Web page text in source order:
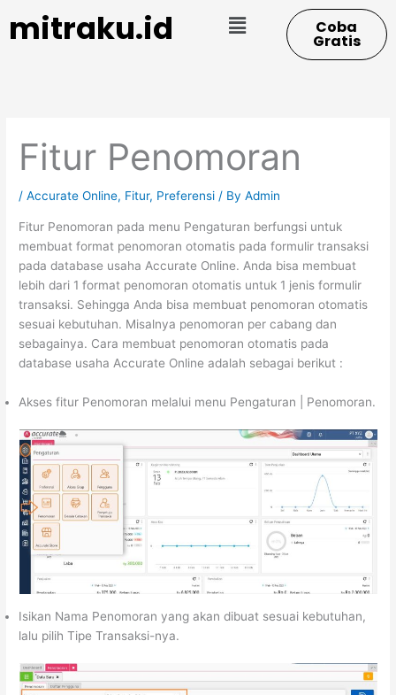
mitraku.id Menu Coba
Gratis
Fitur Penomoran
/Accurate Online, Fitur, Preferensi / ByAdmin
Fitur Penomoran pada menu Pengaturan berfungsi untuk
membuat format penomoran otomatis pada formulir transaksi
pada database usaha Accurate Online. Anda bisa membuat
lebih dari 1 format penomoran otomatis untuk 1 jenis formulir
transaksi. Sehingga Anda bisa membuat penomoran otomatis
sesuai kebutuhan. Misalnya penomoran per cabang dan
sebagainya. Cara membuat penomoran otomatis pada
database usaha Accurate Online adalah sebagai berikut :
Akses fitur Penomoran melalui menu Pengaturan | Penomoran.
Isikan Nama Penomoran yang akan dibuat sesuai kebutuhan,
lalu pilih Tipe Transaksi-nya.